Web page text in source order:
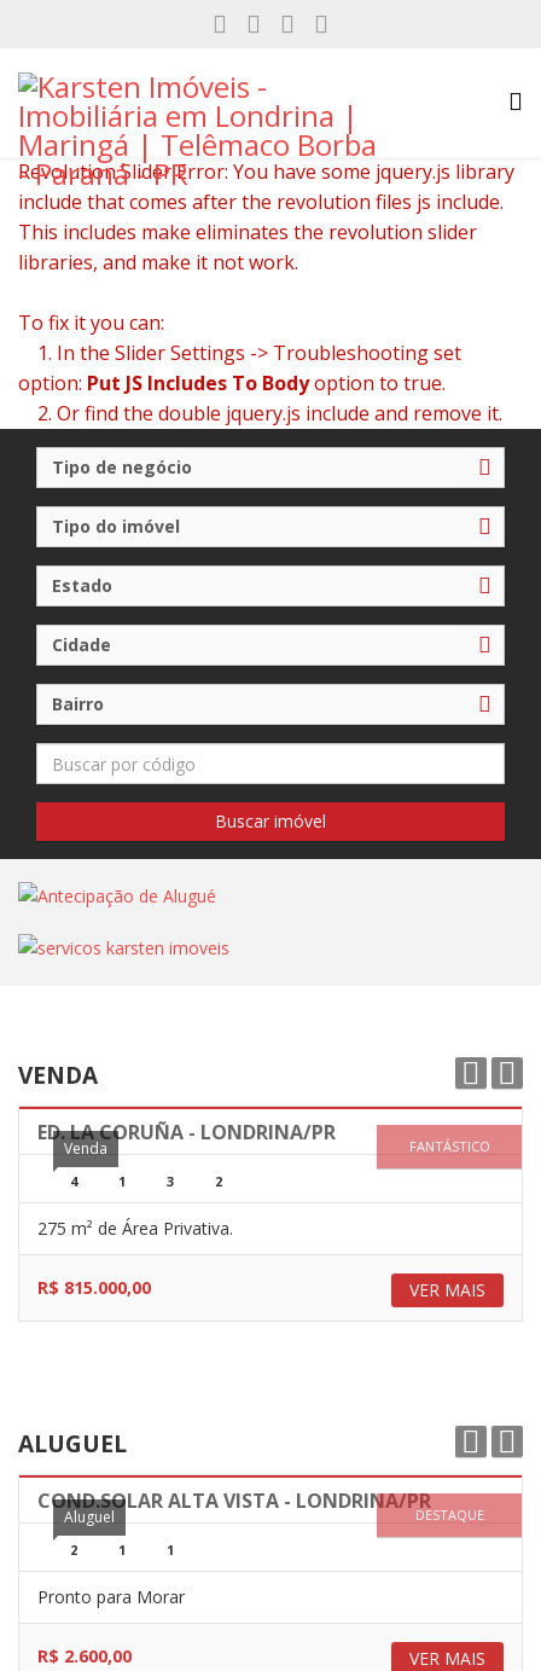
Revolution Slider Error: You have some jquery.js library
include that comes after the revolution files js include.
This includes make eliminates the revolution slider
libraries, and make it not work.
To fix it you can:
1. In the Slider Settings -> Troubleshooting set
option: Put JS Includes To Bodyoption to true.
2. Or find the double jquery.js include and remove it.
Tipo de negócio
Tipo do imóvel
Estado
Cidade
Bairro
VENDA
Venda FANTÁSTICO
ED. LA CORUÑA - LONDRINA/PR
4 1 3 2
275 m² de Área Privativa.
VER MAIS
R$ 815.000,00
ALUGUEL
Aluguel DESTAQUE
COND.SOLAR ALTA VISTA - LONDRINA/PR
2 1 1
Pronto para Morar
VER MAIS
R$ 2.600,00